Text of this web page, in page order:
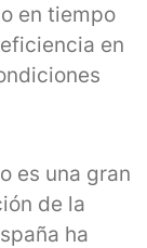
en tiempo
en
es una gran
de la
ha